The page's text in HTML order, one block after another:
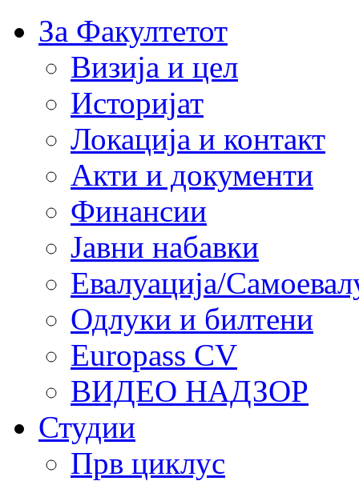
За Факултетот
Визија и цел
Историјат
Локација и контакт
Акти и документи
Финансии
Јавни набавки
Евалуација/
Одлуки и билтени
Europass CV
ВИДЕО НАДЗОР
Студии
Прв циклус